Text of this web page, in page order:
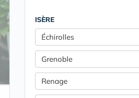
ISÈRE
Échirolles
Grenoble
Renage